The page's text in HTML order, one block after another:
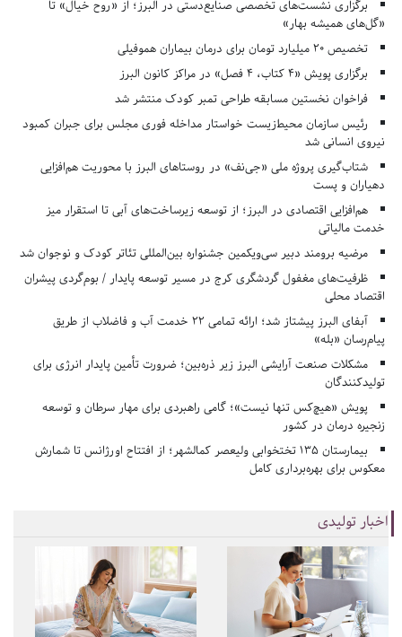
برگزاری نشست‌های تخصصی صنایع‌دستی در البرز؛ از «روح خیال» تا
«گل‌های همیشه بهار»
تخصیص ۲۰ میلیارد تومان برای درمان بیماران هموفیلی
برگزاری پویش «۴ کتاب، ۴ فصل» در مراکز کانون البرز
فراخوان نخستین مسابقه طراحی تمبر کودک منتشر شد
رئیس سازمان محیط‌زیست خواستار مداخله فوری مجلس برای جبران کمبود
نیروی انسانی شد
شتاب‌گیری پروژه ملی «جی‌نف» در روستاهای البرز با محوریت هم‌افزایی
دهیاران و پست
هم‌افزایی اقتصادی در البرز؛ از توسعه زیرساخت‌های آبی تا استقرار میز
خدمت مالیاتی
مرضیه برومند دبیر سی‌ویکمین جشنواره بین‌المللی تئاتر کودک و نوجوان شد
ظرفیت‌های مغفول گردشگری کرج در مسیر توسعه پایدار / بوم‌گردی پیشران
اقتصاد محلی
آبفای البرز پیشتاز شد؛ ارائه تمامی ۲۲ خدمت آب و فاضلاب از طریق
پیام‌رسان «بله»
مشکلات صنعت آرایشی البرز زیر ذره‌بین؛ ضرورت تأمین پایدار انرژی برای
تولیدکنندگان
پویش «هیچ‌کس تنها نیست»؛ گامی راهبردی برای مهار سرطان و توسعه
زنجیره درمان در کشور
بیمارستان ۱۳۵ تختخوابی ولیعصر کمالشهر؛ از افتتاح اورژانس تا شمارش
معکوس برای بهره‌برداری کامل
اخبار تولیدی